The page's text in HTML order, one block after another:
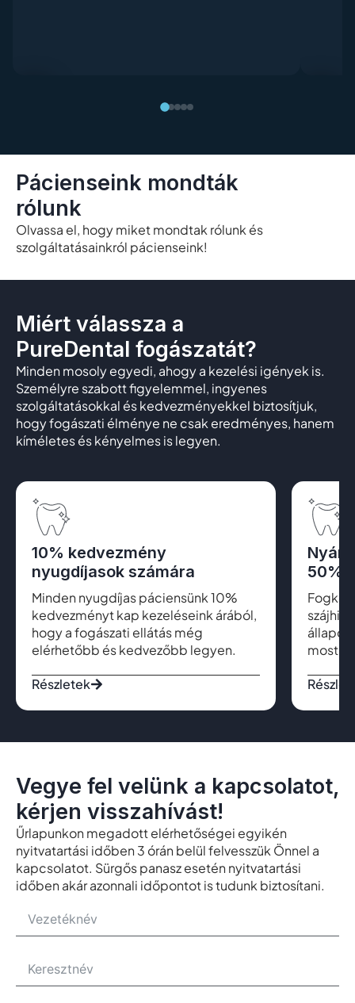
Pácienseink mondták
rólunk
Olvassa el, hogy miket mondtak rólunk és
szolgáltatásainkról pácienseink!
Miért válassza a
PureDental fogászatát?
Minden mosoly egyedi, ahogy a kezelési igények is.
Személyre szabott figyelemmel, ingyenes
szolgáltatásokkal és kedvezményekkel biztosítjuk,
hogy fogászati élménye ne csak eredményes, hanem
kíméletes és kényelmes is legyen.
10% kedvezmény
nyugdíjasok számára
Minden nyugdíjas páciensünk 10%
kedvezményt kap kezeléseink árából,
hogy a fogászati ellátás még
elérhetőbb és kedvezőbb legyen.
Részletek
Nyári
50%
Fogkő
most
Vegye fel velünk a kapcsolatot,
kérjen visszahívást!
Űrlapunkon megadott elérhetőségei egyikén
nyitvatartási időben 3 órán belül felvesszük Önnel a
kapcsolatot. Sürgős panasz esetén nyitvatartási
időben akár azonnali időpontot is tudunk biztosítani.